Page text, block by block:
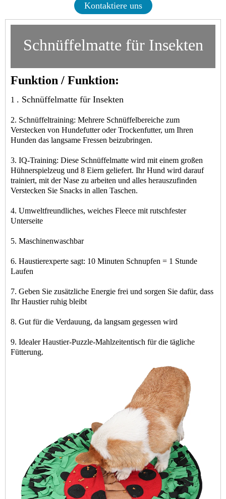
Kontaktiere uns
Schnüffelmatte für Insekten
Funktion / Funktion:
1 . Schnüffelmatte für Insekten
2. Schnüffeltraining: Mehrere Schnüffelbereiche zum
Verstecken von Hundefutter oder Trockenfutter, um Ihren
Hunden das langsame Fressen beizubringen.
3. IQ-Training: Diese Schnüffelmatte wird mit einem großen
Hühnerspielzeug und 8 Eiern geliefert. Ihr Hund wird darauf
trainiert, mit der Nase zu arbeiten und alles herauszufinden
Verstecken Sie Snacks in allen Taschen.
4. Umweltfreundliches, weiches Fleece mit rutschfester
Unterseite
5. Maschinenwaschbar
6. Haustierexperte sagt: 10 Minuten Schnupfen = 1 Stunde
Laufen
7. Geben Sie zusätzliche Energie frei und sorgen Sie dafür, dass
Ihr Haustier ruhig bleibt
8. Gut für die Verdauung, da langsam gegessen wird
9. Idealer Haustier-Puzzle-Mahlzeitentisch für die tägliche
Fütterung.